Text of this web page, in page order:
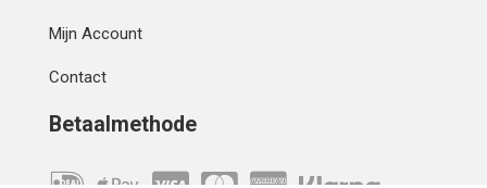
Mijn Account
Contact
Betaalmethode